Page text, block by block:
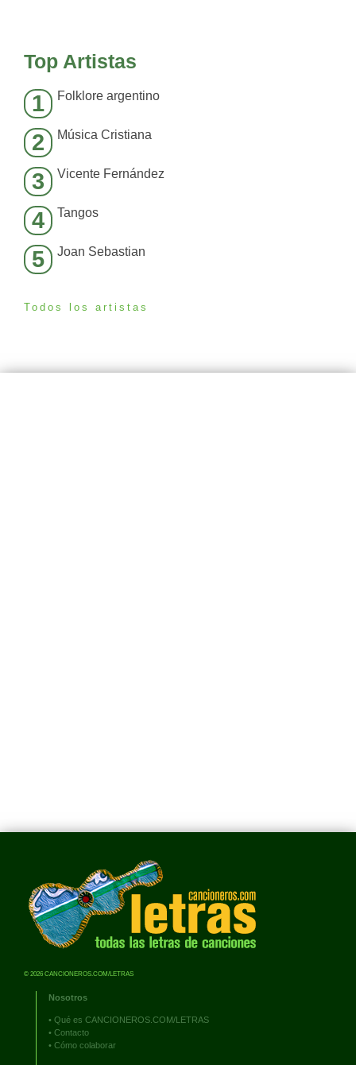
Top Artistas
1 Folklore argentino
2 Música Cristiana
3 Vicente Fernández
4 Tangos
5 Joan Sebastian
Todos los artistas
© 2026 CANCIONEROS.COM/LETRAS
Nosotros
• Qué es CANCIONEROS.COM/LETRAS
• Contacto
• Cómo colaborar